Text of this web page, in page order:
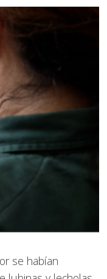
se habían